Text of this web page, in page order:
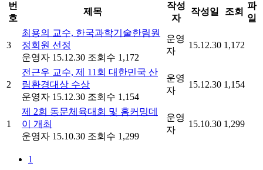
번
호
제목
작성
자
작성일 조회
파
일
3
최용의 교수, 한국과학기술한림원
정회원 선정
운영자 15.12.30 조회수 1,172
운영
자
15.12.30 1,172
2
전근우 교수, 제 11회 대한민국 산
림환경대상 수상
운영자 15.12.30 조회수 1,154
운영
자
15.12.30 1,154
1
제 2회 동문체육대회 및 홈커밍데
이 개최
운영자 15.10.30 조회수 1,299
운영
자
15.10.30 1,299
1